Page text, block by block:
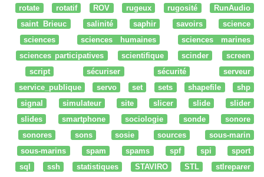
rotate
rotatif ROV rugeux rugosité
RunAudio
saint Brieuc
salinité saphir savoirs
science
sciences
sciences humaines
sciences marines
sciences participatives
scientifique scinder
screen
script
sécuriser sécurité
serveur
service_publique
servo set sets shapefile
shp
signal
simulateur site slicer slide
slider
slides
smartphone sociologie sonde
sonore
sonores
sons sosie sources
sous-marin
sous-marins
spam spams spf spi
sport
sql
ssh statistiques STAVIRO STL
stlreparer